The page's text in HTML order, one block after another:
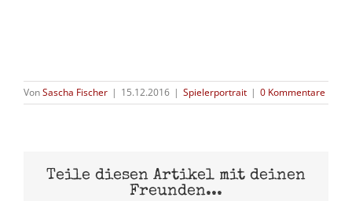
VonSascha Fischer | 15.12.2016 | Spielerportrait | 0 Kommentare
Teile diesen Artikel mit deinen
Freunden...